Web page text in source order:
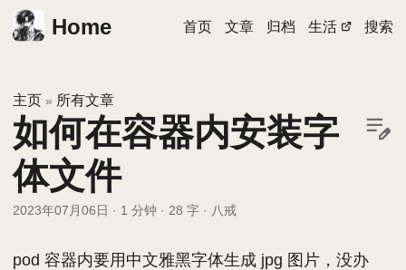
Home 首页 文章 归档 生活 搜索
主页 » 所有文章
如何在容器内安装字
体文件
2023年07月06日 · 1 分钟 · 28 字 · 八戒
pod 容器内要用中文雅黑字体生成 jpg 图片，没办